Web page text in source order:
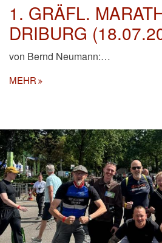
1. GRÄFL.
DRIBURG
von Bernd Neumann:…
MEHR